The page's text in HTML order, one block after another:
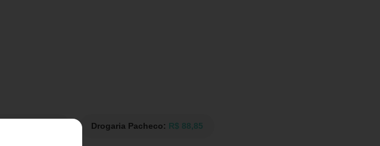
Drogaria Pacheco: R$ 88,85